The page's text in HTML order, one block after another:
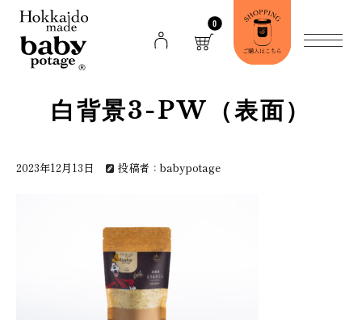
0
白背景3-PW（表面）
2023年12月13日 投稿者：babypotage